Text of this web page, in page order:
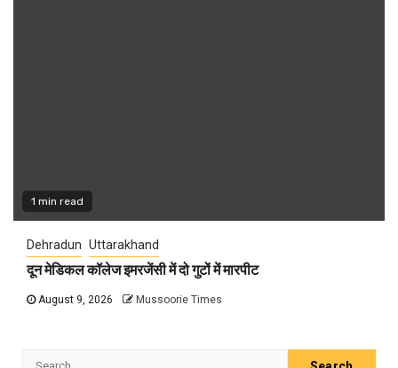
1 min read
Dehradun Uttarakhand
दून मेडिकल कॉलेज इमरजेंसी में दो गुटों में मारपीट
August 9, 2026 Mussoorie Times
Search